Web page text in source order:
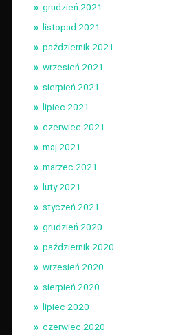
grudzień 2021
listopad 2021
październik 2021
wrzesień 2021
sierpień 2021
lipiec 2021
czerwiec 2021
maj 2021
marzec 2021
luty 2021
styczeń 2021
grudzień 2020
październik 2020
wrzesień 2020
sierpień 2020
lipiec 2020
czerwiec 2020